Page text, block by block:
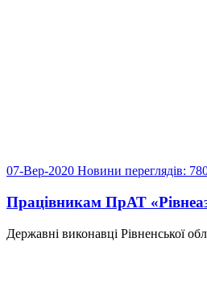
07-Вер-2020 Новини переглядів:
Працівникам ПрАТ
Державні виконавці Рівненської